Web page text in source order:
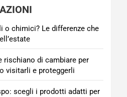
o chimici? Le differenze che
rischiano di cambiare per
visitarli e proteggerli
scegli i prodotti adatti per